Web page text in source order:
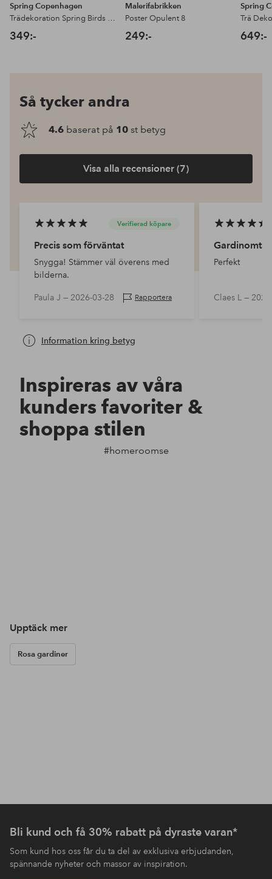
Spring Copenhagen
Trädekoration Spring Birds 6,5 cm
349:-
Malerifabrikken
Poster Opulent 8
249:-
Spring
649:-
Så tycker andra
4.6 baserat på 10 st betyg
Visa alla recensioner (7)
Verifierad köpare
Precis som förväntat
Snygga! Stämmer väl överens med
bilderna.
Paula J — 2026-03-28 Rapportera
Perfekt
Claes L —
Information kring betyg
Inspireras av våra
kunders favoriter &
shoppa stilen
#homeroomse
Upptäck mer
Rosa gardiner
Bli kund och få 30% rabatt på dyraste varan*
Som kund hos oss får du ta del av exklusiva erbjudanden,
spännande nyheter och massor av inspiration.